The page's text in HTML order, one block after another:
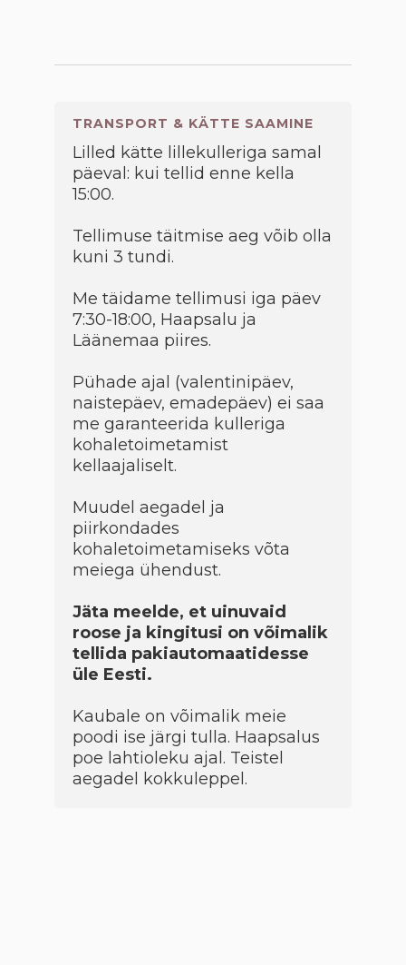
TRANSPORT & KÄTTE SAAMINE
Lilled kätte lillekulleriga samal
päeval: kui tellid enne kella
15:00.
Tellimuse täitmise aeg võib olla
kuni 3 tundi.
Me täidame tellimusi iga päev
7:30-18:00, Haapsalu ja
Läänemaa piires.
Pühade ajal (valentinipäev,
naistepäev, emadepäev) ei saa
me garanteerida kulleriga
kohaletoimetamist
kellaajaliselt.
Muudel aegadel ja
piirkondades
kohaletoimetamiseks võta
meiega ühendust.
Jäta meelde, et uinuvaid
roose ja kingitusi on võimalik
tellida pakiautomaatidesse
üle Eesti.
Kaubale on võimalik meie
poodi ise järgi tulla. Haapsalus
poe lahtioleku ajal. Teistel
aegadel kokkuleppel.